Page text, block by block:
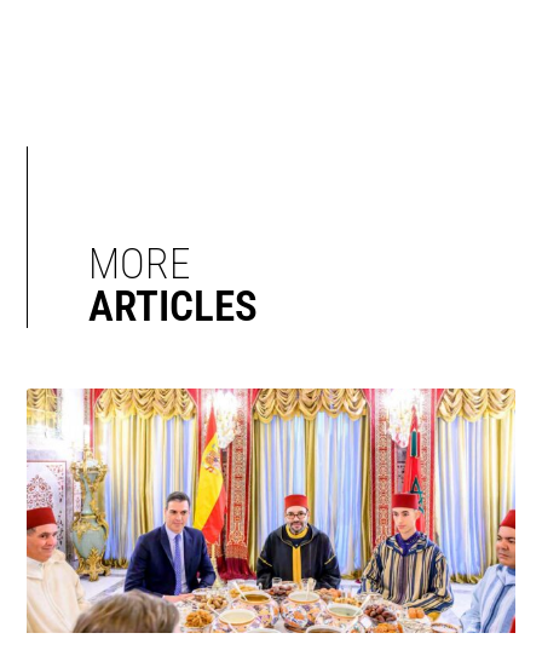
MORE
ARTICLES